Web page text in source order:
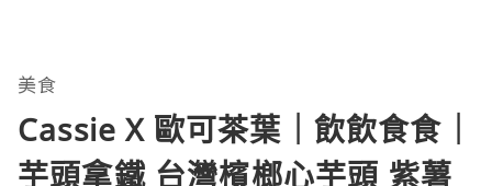
美食
Cassie X 歐可茶葉｜飲飲食食｜
芋頭拿鐵 台灣檳榔心芋頭 紫薯